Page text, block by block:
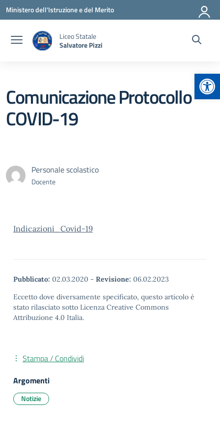
Vai ai contenuti
Vai al menu di navigazione
Vai al footer
Ministero dell'Istruzione e del Merito
Liceo Statale
Salvatore Pizzi
Comunicazione Protocollo
COVID-19
Personale scolastico
Docente
Indicazioni_Covid-19
Pubblicato: 02.03.2020 - Revisione: 06.02.2023
Eccetto dove diversamente specificato, questo articolo è
stato rilasciato sotto Licenza Creative Commons
Attribuzione 4.0 Italia.
Stampa / Condividi
Argomenti
Notizie